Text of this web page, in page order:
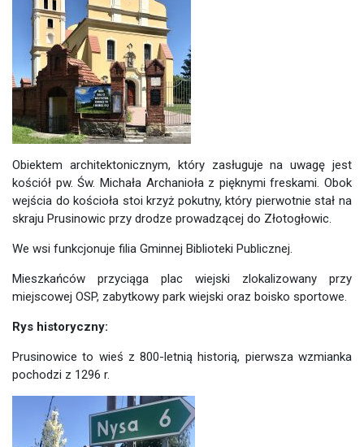
Obiektem architektonicznym, który zasługuje na uwagę jest
kościół pw. Św. Michała Archanioła z pięknymi freskami. Obok
wejścia do kościoła stoi krzyż pokutny, który pierwotnie stał na
skraju Prusinowic przy drodze prowadzącej do Złotogłowic.
We wsi funkcjonuje filia Gminnej Biblioteki Publicznej.
Mieszkańców przyciąga plac wiejski zlokalizowany przy
miejscowej OSP, zabytkowy park wiejski oraz boisko sportowe.
Rys historyczny:
Prusinowice to wieś z 800-letnią historią, pierwsza wzmianka
pochodzi z 1296 r.